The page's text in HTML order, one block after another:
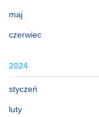
maj
czerwiec
2024
styczeń
luty